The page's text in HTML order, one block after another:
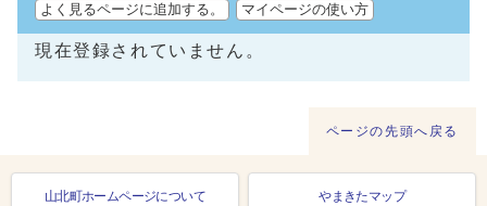
よく見るページに追加する。 マイページの使い方
現在登録されていません。
ページの先頭へ戻る
山北町ホームページについて やまきたマップ